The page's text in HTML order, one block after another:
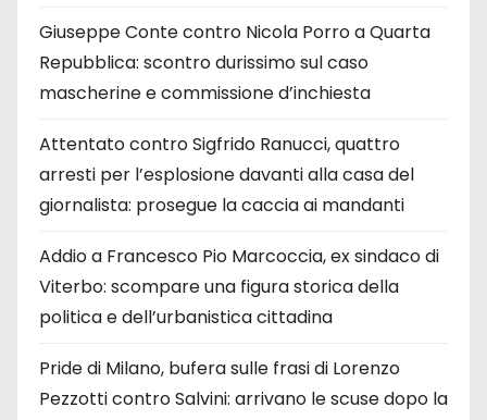
Giuseppe Conte contro Nicola Porro a Quarta
Repubblica: scontro durissimo sul caso
mascherine e commissione d’inchiesta
Attentato contro Sigfrido Ranucci, quattro
arresti per l’esplosione davanti alla casa del
giornalista: prosegue la caccia ai mandanti
Addio a Francesco Pio Marcoccia, ex sindaco di
Viterbo: scompare una figura storica della
politica e dell’urbanistica cittadina
Pride di Milano, bufera sulle frasi di Lorenzo
Pezzotti contro Salvini: arrivano le scuse dopo la